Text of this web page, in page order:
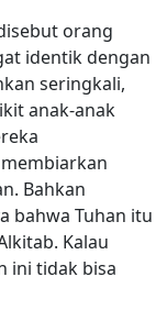
orang
identik dengan
seringkali,
anak-anak
Bahkan
bahwa Tuhan itu
Kalau
ini tidak bisa